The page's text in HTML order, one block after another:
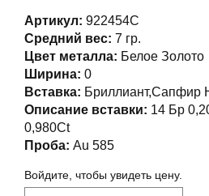
Артикул: 922454С
Средний вес: 7 гр.
Цвет металла: Белое Золото
Ширина: 0
Вставка: Бриллиант,Сапфир
Описание вставки: 14 Бр
0,980Ct
Проба: Au 585
Войдите, чтобы увидеть цену.